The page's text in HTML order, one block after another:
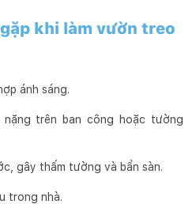
khi làm vườn treo
ánh sáng.
nặng trên ban công hoặc tường
gây thấm tường và bẩn sàn.
trong nhà.